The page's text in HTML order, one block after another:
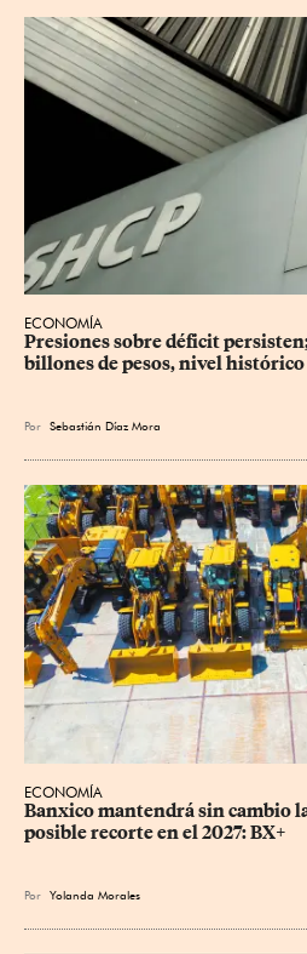
ECONOMÍA
Presiones sobre déficit
billones de pesos, nivel histórico
Por Sebastián Díaz Mora
ECONOMÍA
Banxico mantendrá sin cambio
posible recorte en el 2027: BX+
Por Yolanda Morales